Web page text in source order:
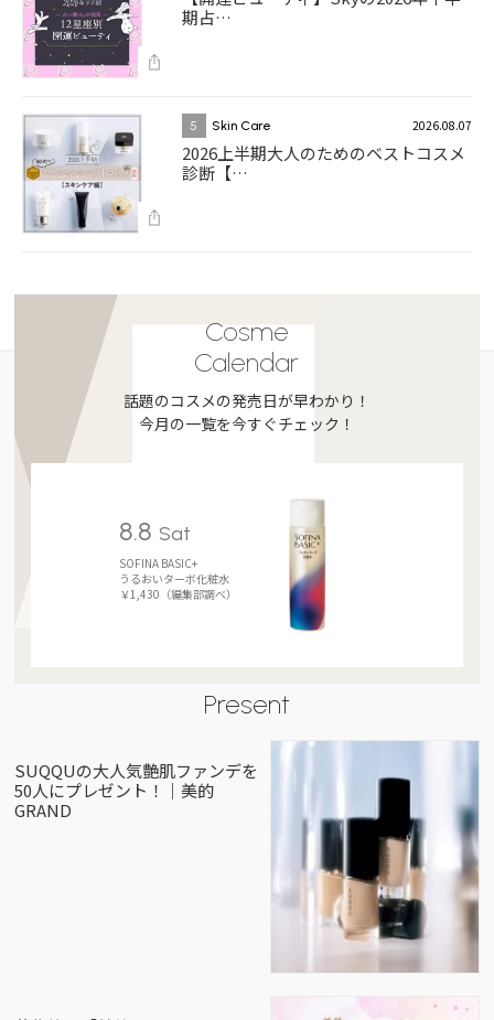
期占…
5 Skin Care 2026.08.07
2026上半期大人のためのベストコスメ
診断【…
Cosme
Calendar
話題のコスメの発売日が早わかり！
今月の一覧を今すぐチェック！
8.8 Sat
SOFINA BASIC+
うるおいターボ化粧水
￥1,430（編集部調べ）
Present
SUQQUの大人気艶肌ファンデを
50人にプレゼント！｜美的
GRAND